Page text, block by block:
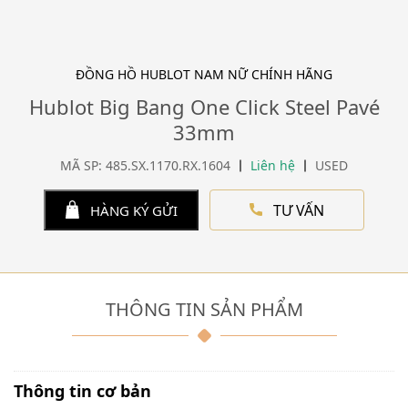
ĐỒNG HỒ HUBLOT NAM NỮ CHÍNH HÃNG
Hublot Big Bang One Click Steel Pavé
33mm
MÃ SP: 485.SX.1170.RX.1604 Liên hệ USED
HÀNG KÝ GỬI TƯ VẤN
THÔNG TIN SẢN PHẨM
Thông tin cơ bản